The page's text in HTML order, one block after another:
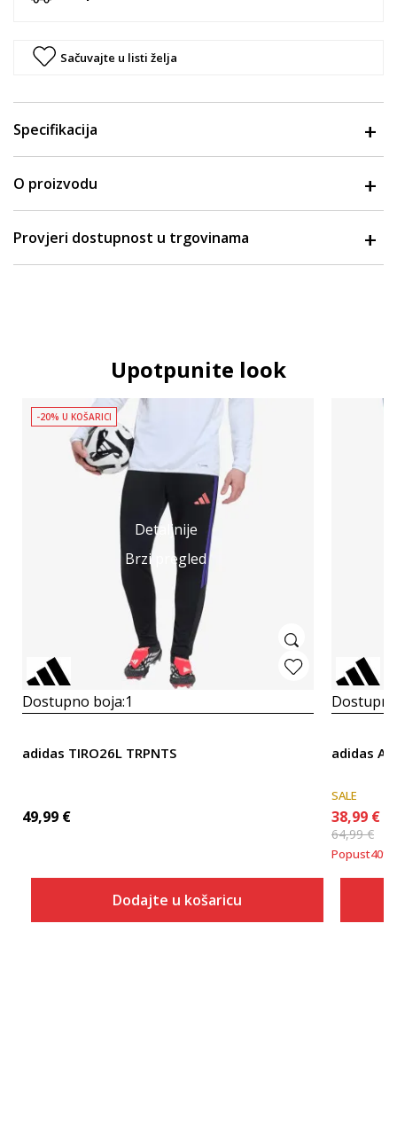
Sačuvajte u listi želja
Specifikacija
O proizvodu
Provjeri dostupnost u trgovinama
Upotpunite look
Detaljnije
Brzi pregled
-20% U KOŠARICI
Dostupno boja:1
adidas TIRO26L TRPNTS
49,99 €
Dodajte u košaricu
adidas
SALE
38,99 €
64,99€
Popust40%